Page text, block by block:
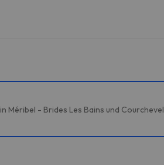
Méribel - Brides Les Bains und Courchevel